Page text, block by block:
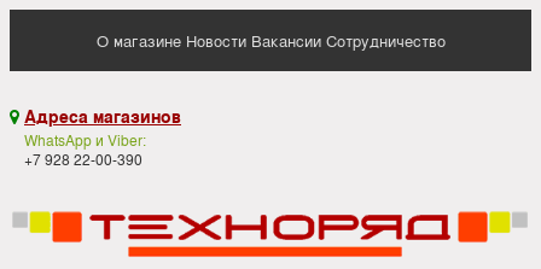
О магазине Новости Вакансии Сотрудничество
 Адреса магазинов
WhatsApp и Viber:
+7 928 22-00-390